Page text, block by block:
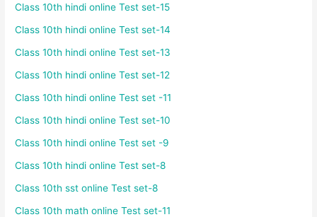
Class 10th hindi online Test set-15
Class 10th hindi online Test set-14
Class 10th hindi online Test set-13
Class 10th hindi online Test set-12
Class 10th hindi online Test set -11
Class 10th hindi online Test set-10
Class 10th hindi online Test set -9
Class 10th hindi online Test set-8
Class 10th sst online Test set-8
Class 10th math online Test set-11